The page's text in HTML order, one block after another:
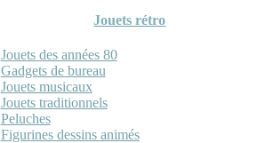
Jouets rétro
Jouets des années 80
Gadgets de bureau
Jouets musicaux
Jouets traditionnels
Peluches
Figurines dessins animés